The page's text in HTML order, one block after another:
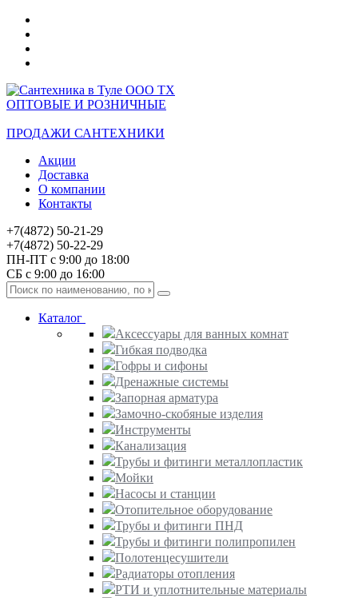
ОПТОВЫЕ И РОЗНИЧНЫЕ
ПРОДАЖИ САНТЕХНИКИ
Акции
Доставка
О компании
Контакты
+7(4872) 50-21-29
+7(4872) 50-22-29
ПН-ПТ с 9:00 до 18:00
СБ с 9:00 до 16:00
Каталог
Аксессуары для ванных комнат
Гибкая подводка
Гофры и сифоны
Дренажные системы
Запорная арматура
Замочно-скобяные изделия
Инструменты
Канализация
Трубы и фитинги металлопластик
Мойки
Насосы и станции
Отопительное оборудование
Трубы и фитинги ПНД
Трубы и фитинги полипропилен
Полотенцесушители
Радиаторы отопления
РТИ и уплотнительные материалы